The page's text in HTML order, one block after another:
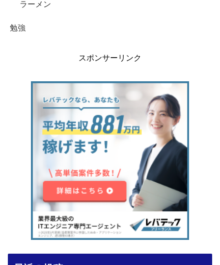
ラーメン
勉強
スポンサーリンク